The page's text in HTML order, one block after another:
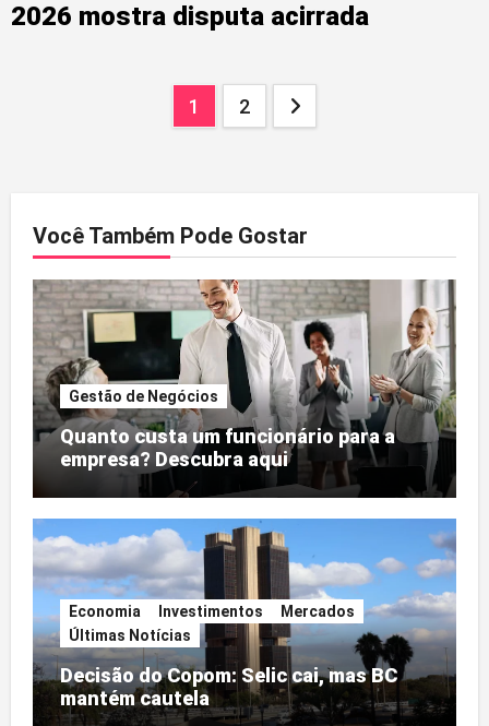
2026 mostra disputa acirrada
1 2
Você Também Pode Gostar
Gestão de Negócios
Quanto custa um funcionário para a
empresa? Descubra aqui
Economia Investimentos
Mercados
Últimas Notícias
Decisão do Copom: Selic cai, mas BC
mantém cautela